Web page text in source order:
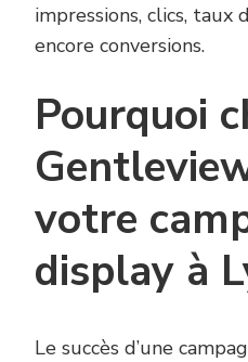
impressions, clics, taux
encore conversions.
Pourquoi
votre
display à
Le succès d’une